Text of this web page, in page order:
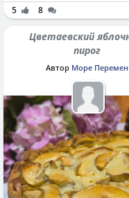
5 8
Цветаевский яблочный
пирог
Автор Море Перемен